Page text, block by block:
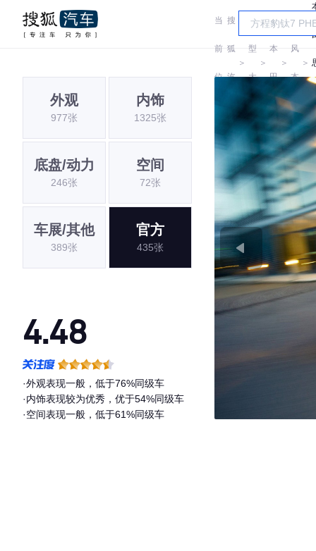
当
前
位
搜
狐
汽
＞
车
型
大
＞
本
田
＞
东
风
本
田
＞
外观
977张
内饰
1325张
底盘/动力
246张
空间
72张
车展/其他
389张
官方
435张
4.48
·外观表现一般，低于76%同级车
·内饰表现较为优秀，优于54%同级车
·空间表现一般，低于61%同级车